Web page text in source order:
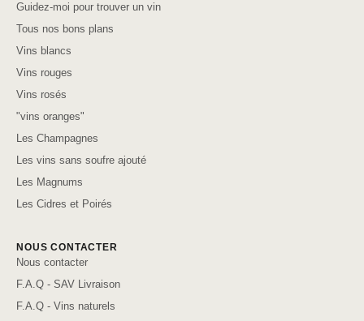
Guidez-moi pour trouver un vin
Tous nos bons plans
Vins blancs
Vins rouges
Vins rosés
"vins oranges"
Les Champagnes
Les vins sans soufre ajouté
Les Magnums
Les Cidres et Poirés
NOUS CONTACTER
Nous contacter
F.A.Q - SAV Livraison
F.A.Q - Vins naturels